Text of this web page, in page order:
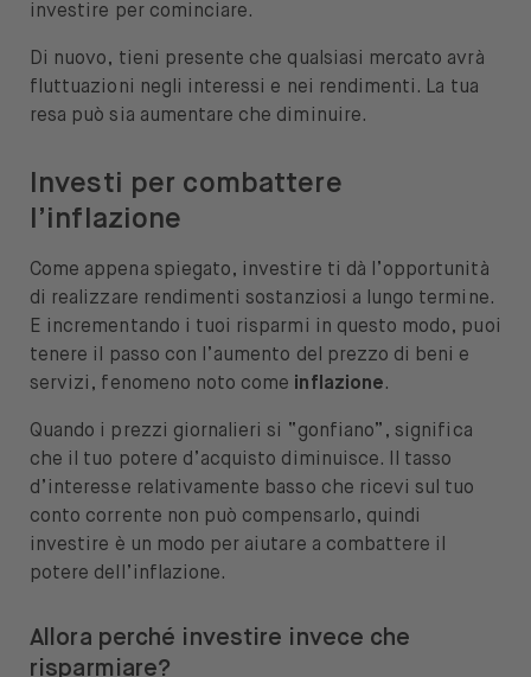
investire per cominciare.
Di nuovo, tieni presente che qualsiasi mercato avrà
fluttuazioni negli interessi e nei rendimenti. La tua
resa può sia aumentare che diminuire.
Investi per combattere
l’inflazione
Come appena spiegato, investire ti dà l’opportunità
di realizzare rendimenti sostanziosi a lungo termine.
E incrementando i tuoi risparmi in questo modo, puoi
tenere il passo con l’aumento del prezzo di beni e
servizi, fenomeno noto come inflazione.
Quando i prezzi giornalieri si “gonfiano”, significa
che il tuo potere d’acquisto diminuisce. Il tasso
d’interesse relativamente basso che ricevi sul tuo
conto corrente non può compensarlo, quindi
investire è un modo per aiutare a combattere il
potere dell’inflazione.
Allora perché investire invece che
risparmiare?